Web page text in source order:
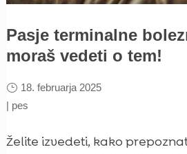
Pasje terminalne
moraš vedeti o tem!
18. februarja 2025
| pes
Želite izvedeti, kako